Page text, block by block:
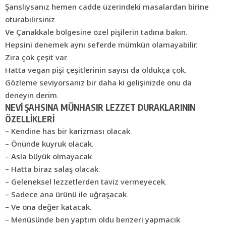
Şanslıysanız hemen cadde üzerindeki masalardan birine
oturabilirsiniz.
Ve Çanakkale bölgesine özel pişilerin tadına bakın.
Hepsini denemek aynı seferde mümkün olamayabilir.
Zira çok çeşit var.
Hatta vegan pişi çeşitlerinin sayısı da oldukça çok.
Gözleme seviyorsanız bir daha ki gelişinizde onu da
deneyin derim.
NEVİ ŞAHSINA MÜNHASIR LEZZET DURAKLARININ
ÖZELLİKLERİ
– Kendine has bir karizması olacak.
– Önünde kuyruk olacak.
– Asla büyük olmayacak.
– Hatta biraz salaş olacak.
– Geleneksel lezzetlerden taviz vermeyecek.
– Sadece ana ürünü ile uğraşacak.
– Ve ona değer katacak.
– Menüsünde ben yaptım oldu benzeri yapmacık